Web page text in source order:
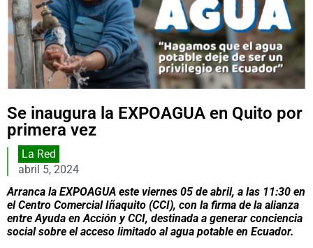
Se inaugura la EXPOAGUA en Quito por
primera vez
La Red
abril 5, 2024
Arranca la EXPOAGUA este viernes 05 de abril, a las 11:30 en
el Centro Comercial Iñaquito (CCI), con la firma de la alianza
entre Ayuda en Acción y CCI, destinada a generar conciencia
social sobre el acceso limitado al agua potable en Ecuador.